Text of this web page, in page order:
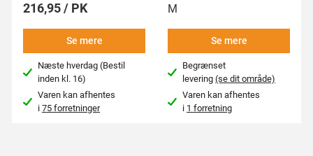
216,95 / PK
Se mere
Næste hverdag (Bestil
inden kl. 16)
Varen kan afhentes
i75 forretninger
M
Se mere
Begrænset
levering(se dit område)
Varen kan afhentes
i 1 forretning